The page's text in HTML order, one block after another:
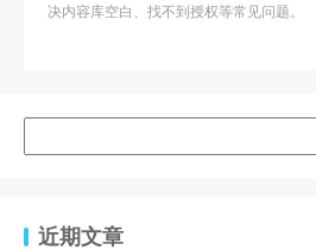
决内容库空白、找不到授权等常见问题。
近期文章